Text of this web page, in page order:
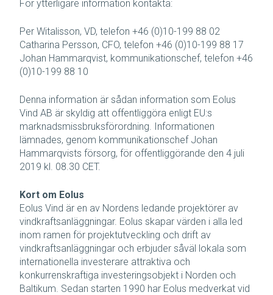
För ytterligare information kontakta:
Per Witalisson, VD, telefon +46 (0)10-199 88 02
Catharina Persson, CFO, telefon +46 (0)10-199 88 17
Johan Hammarqvist, kommunikationschef, telefon +46
(0)10-199 88 10
Denna information är sådan information som Eolus
Vind AB är skyldig att offentliggöra enligt EU:s
marknadsmissbruksförordning. Informationen
lämnades, genom kommunikationschef Johan
Hammarqvists försorg, för offentliggörande den 4 juli
2019 kl. 08.30 CET.
Kort om Eolus
Eolus Vind är en av Nordens ledande projektörer av
vindkraftsanläggningar. Eolus skapar värden i alla led
inom ramen för projektutveckling och drift av
vindkraftsanläggningar och erbjuder såväl lokala som
internationella investerare attraktiva och
konkurrenskraftiga investeringsobjekt i Norden och
Baltikum. Sedan starten 1990 har Eolus medverkat vid